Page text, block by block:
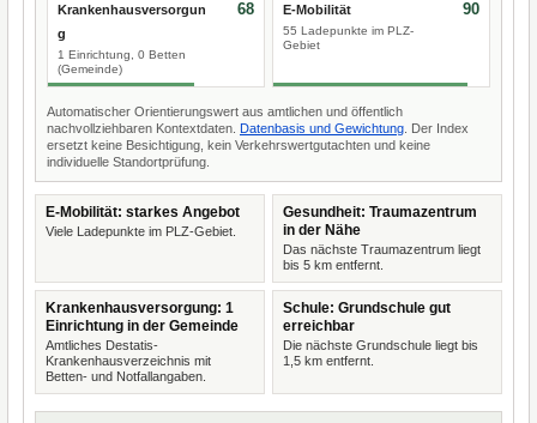
Krankenhausversorgun
g
1 Einrichtung, 0 Betten
(Gemeinde)
68 E-Mobilität
55 Ladepunkte im PLZ-
Gebiet
90
Automatischer Orientierungswert aus amtlichen und öffentlich
nachvollziehbaren Kontextdaten. Datenbasis und Gewichtung . Der Index
ersetzt keine Besichtigung, kein Verkehrswertgutachten und keine
individuelle Standortprüfung.
E-Mobilität: starkes Angebot
Viele Ladepunkte im PLZ-Gebiet.
Gesundheit: Traumazentrum
in der Nähe
Das nächste Traumazentrum liegt
bis 5 km entfernt.
Krankenhausversorgung: 1
Einrichtung in der Gemeinde
Amtliches Destatis-
Krankenhausverzeichnis mit
Betten- und Notfallangaben.
Schule: Grundschule gut
erreichbar
Die nächste Grundschule liegt bis
1,5 km entfernt.